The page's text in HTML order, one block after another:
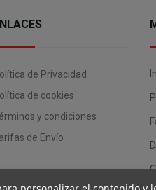
de Privacidad
de cookies
y condiciones
de Envío